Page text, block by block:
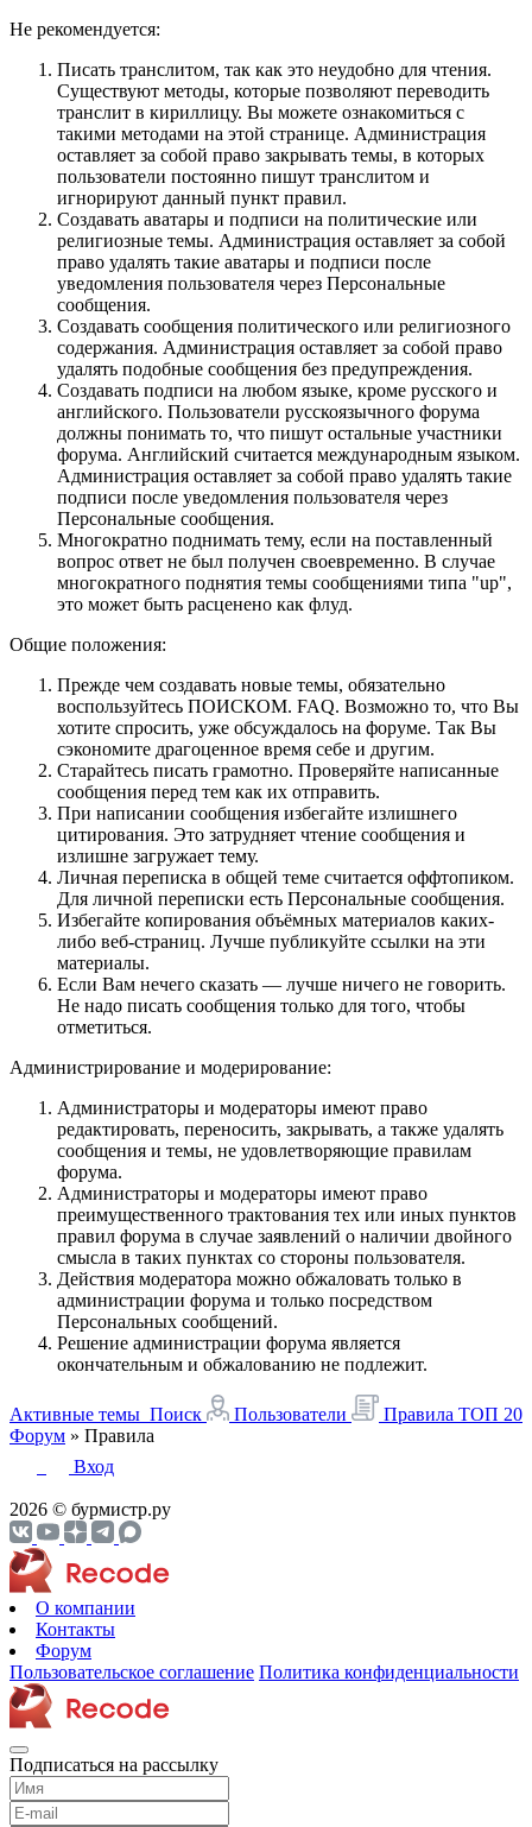
Не рекомендуется:
Писать транслитом, так как это неудобно для чтения.
Существуют методы, которые позволяют переводить
транслит в кириллицу. Вы можете ознакомиться с
такими методами на этой странице. Администрация
оставляет за собой право закрывать темы, в которых
пользователи постоянно пишут транслитом и
игнорируют данный пункт правил.
Создавать аватары и подписи на политические или
религиозные темы. Администрация оставляет за собой
право удалять такие аватары и подписи после
уведомления пользователя через Персональные
сообщения.
Создавать сообщения политического или религиозного
содержания. Администрация оставляет за собой право
удалять подобные сообщения без предупреждения.
Создавать подписи на любом языке, кроме русского и
английского. Пользователи русскоязычного форума
должны понимать то, что пишут остальные участники
форума. Английский считается международным языком.
Администрация оставляет за собой право удалять такие
подписи после уведомления пользователя через
Персональные сообщения.
Многократно поднимать тему, если на поставленный
вопрос ответ не был получен своевременно. В случае
многократного поднятия темы сообщениями типа "up",
это может быть расценено как флуд.
Общие положения:
Прежде чем создавать новые темы, обязательно
воспользуйтесь ПОИСКОМ. FAQ. Возможно то, что Вы
хотите спросить, уже обсуждалось на форуме. Так Вы
сэкономите драгоценное время себе и другим.
Старайтесь писать грамотно. Проверяйте написанные
сообщения перед тем как их отправить.
При написании сообщения избегайте излишнего
цитирования. Это затрудняет чтение сообщения и
излишне загружает тему.
Личная переписка в общей теме считается оффтопиком.
Для личной переписки есть Персональные сообщения.
Избегайте копирования объёмных материалов каких-
либо веб-страниц. Лучше публикуйте ссылки на эти
материалы.
Если Вам нечего сказать — лучше ничего не говорить.
Не надо писать сообщения только для того, чтобы
отметиться.
Администрирование и модерирование:
Администраторы и модераторы имеют право
редактировать, переносить, закрывать, а также удалять
сообщения и темы, не удовлетворяющие правилам
форума.
Администраторы и модераторы имеют право
преимущественного трактования тех или иных пунктов
правил форума в случае заявлений о наличии двойного
смысла в таких пунктах со стороны пользователя.
Действия модератора можно обжаловать только в
администрации форума и только посредством
Персональных сообщений.
Решение администрации форума является
окончательным и обжалованию не подлежит.
Активные темы Поиск Пользователи Правила ТОП 20
Форум » Правила
Вход
2026 © бурмистр.ру
О компании
Контакты
Форум
Пользовательское соглашение Политика конфиденциальности
Подписаться на рассылку